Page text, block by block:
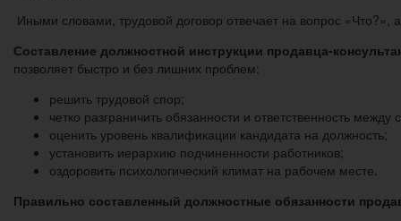
Иными словами, трудовой договор отвечает на вопрос «Что?»,
Составление должностной инструкции продавца-
позволяет быстро и без лишних проблем:
решить трудовой спор;
четко разграничить обязанности и ответственность между
оценить уровень квалификации кандидата на должность;
установить иерархию подчиненности работников;
оздоровить психологический климат на рабочем месте.
Правильно составленный должностные обязанности